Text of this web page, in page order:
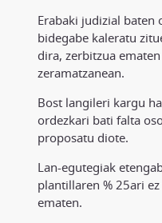
Erabaki judizial
bidegabe kaleratu
dira, zerbitzua
zeramatzanean.
Bost langileri kargu
ordezkari bati falta
proposatu diote.
Lan-egutegiak
plantillaren % 25ari
ematen.